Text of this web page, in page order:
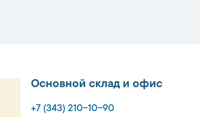
Основной склад и офис
+7 (343) 210-10-90